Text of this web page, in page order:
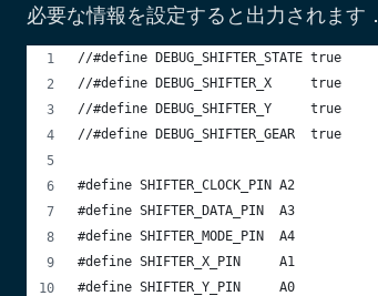
必要な情報を設定すると出力されます．
//#define DEBUG_SHIFTER_STATE true
//#define DEBUG_SHIFTER_X     true
//#define DEBUG_SHIFTER_Y     true
//#define DEBUG_SHIFTER_GEAR  true
#define SHIFTER_CLOCK_PIN A2
#define SHIFTER_DATA_PIN  A3
#define SHIFTER_MODE_PIN  A4
#define SHIFTER_X_PIN     A1
#define SHIFTER_Y_PIN     A0